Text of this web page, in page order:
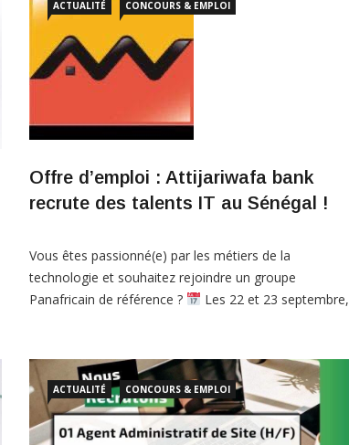
ACTUALITÉ CONCOURS & EMPLOI
Offre d’emploi : Attijariwafa bank
recrute des talents IT au Sénégal !
Vous êtes passionné(e) par les métiers de la
technologie et souhaitez rejoindre un groupe
Panafricain de référence ?
Les 22 et 23 septembre,
souhaitant rejoindre ses équipes basées à
Casablanca. Domaines concernés:
Développement
Full Stack
Data Science […]
ACTUALITÉ CONCOURS & EMPLOI